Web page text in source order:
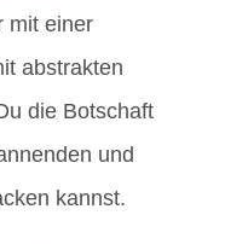
mit einer
abstrakten
die Botschaft
und
kannst.